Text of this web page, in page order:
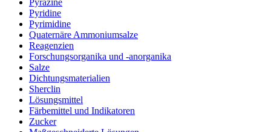
Pyrazine
Pyridine
Pyrimidine
Quaternäre Ammoniumsalze
Reagenzien
Forschungsorganika und -anorganika
Salze
Dichtungsmaterialien
Sherclin
Lösungsmittel
Färbemittel und Indikatoren
Zucker